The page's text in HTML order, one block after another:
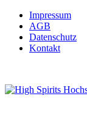
Impressum
AGB
Datenschutz
Kontakt